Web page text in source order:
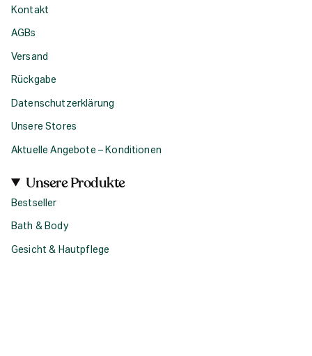
Kontakt
AGBs
Versand
Rückgabe
Datenschutzerklärung
Unsere Stores
Aktuelle Angebote – Konditionen
Unsere Produkte
Bestseller
Bath & Body
Gesicht & Hautpflege